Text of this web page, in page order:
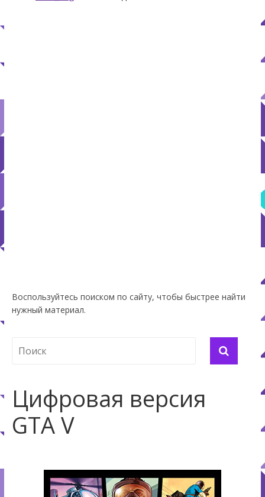
Воспользуйтесь поиском по сайту, чтобы быстрее найти
нужный материал.
Цифровая версия
GTA V